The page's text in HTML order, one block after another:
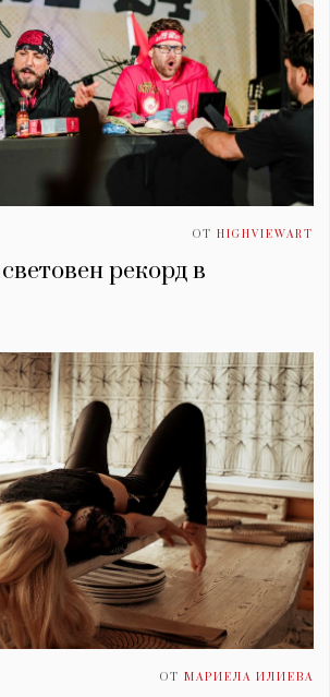
ОТ HIGHVIEWART
рекорд в
ОТ МАРИЕЛА ИЛИЕВА